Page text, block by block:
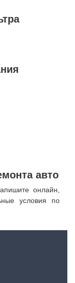
авто
онлайн,
условия по